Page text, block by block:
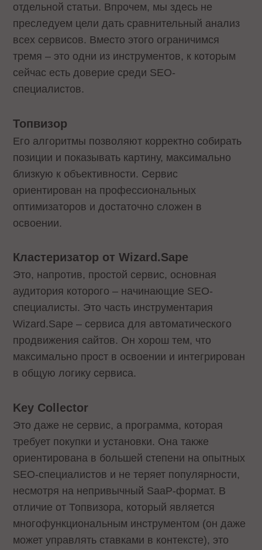
отдельной статьи. Впрочем, мы здесь не
преследуем цели дать сравнительный анализ
всех сервисов. Вместо этого ограничимся
тремя – это одни из инструментов, к которым
сейчас есть доверие среди SEO-
специалистов.
Топвизор
Его алгоритмы позволяют корректно собирать
позиции и показывать картину, максимально
близкую к объективности. Сервис
ориентирован на профессиональных
оптимизаторов и достаточно сложен в
освоении.
Кластеризатор от Wizard.Sape
Это, напротив, простой сервис, основная
аудитория которого – начинающие SEO-
специалисты. Это часть инструментария
Wizard.Sape – сервиса для автоматического
продвижения сайтов. Он хорош тем, что
максимально прост в освоении и интегрирован
в общую логику сервиса.
Key Collector
Это даже не сервис, а программа, которая
требует покупки и установки. Она также
ориентирована в большей степени на опытных
SEO-специалистов и не теряет популярности,
несмотря на непривычный SaaP-формат. В
отличие от Топвизора, который является
многофункциональным инструментом (он даже
может управлять ставками в контексте), это